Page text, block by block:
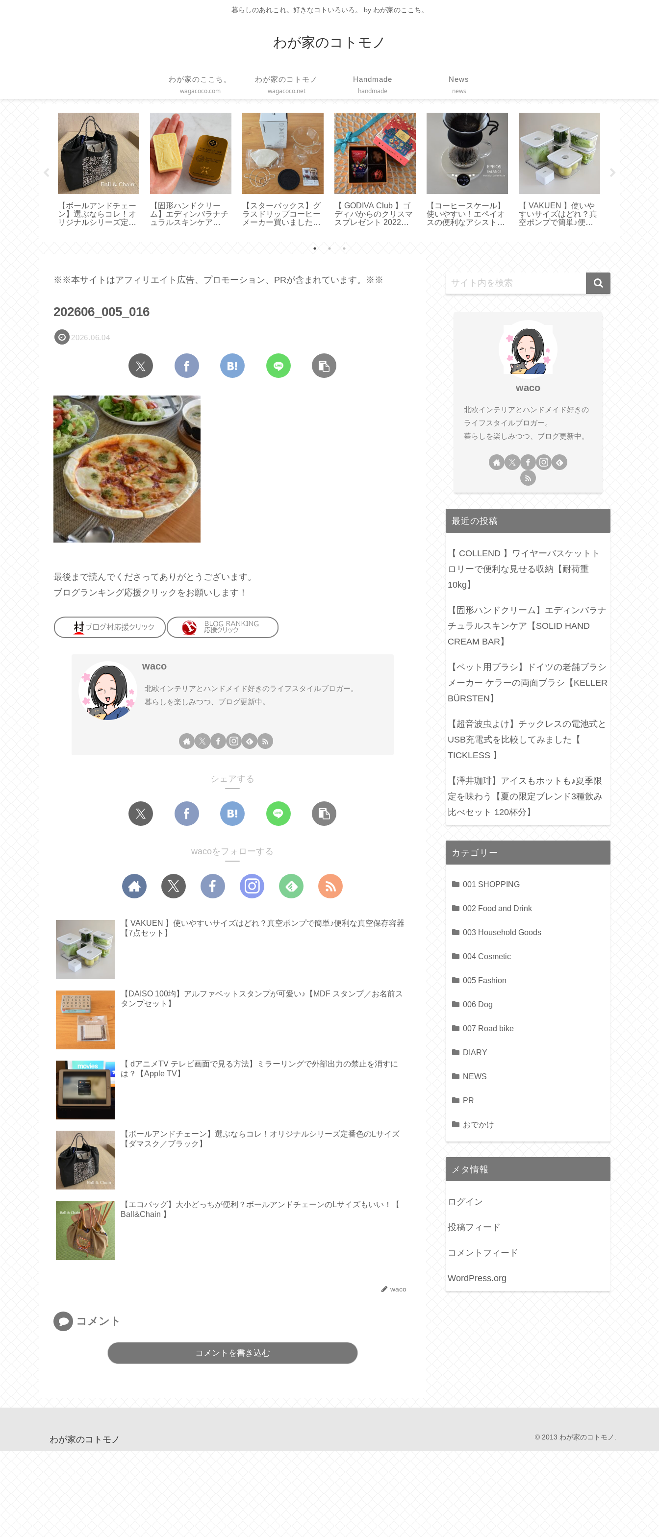
暮らしのあれこれ。好きなコトいろいろ。 by わが家のここち。
わが家のコトモノ
わが家のここち。
wagacoco.com
わが家のコトモノ
wagacoco.net
Handmade
handmade
News
news
【Sliet】これ正解！お
すすめは無理なく履け
るスリエット【体幹を
【履くだけトレーニン
グ】体幹を鍛える効果
あり？スリエット外履
【エコバッグ】大小ど
っちが便利？ボールア
ンドチェーンのLサイ
【FANCL メンバーズ
特典】誕生月のカタロ
グギフトのプレゼント
【 COLLEND 】ワイヤ
ーバスケットトロリー
で便利な見せる収納
【リンツ】ゴールドバ
ニーを食べてみました
【 Lindt Gold Bunny
※※本サイトはアフィリエイト広告、プロモーション、PRが含まれています。※※
202606_005_016
2026.06.04
最後まで読んでくださってありがとうございます。
ブログランキング応援クリックをお願いします！
waco
北欧インテリアとハンドメイド好きのライフスタイルブロガー。
暮らしを楽しみつつ、ブログ更新中。
シェアする
wacoをフォローする
【 VAKUEN 】使いやすいサイズはどれ？真空ポンプで簡単♪便利な真空保存容器
【7点セット】
【DAISO 100均】アルファベットスタンプが可愛い♪【MDF スタンプ／お名前ス
タンプセット】
【 dアニメTV テレビ画面で見る方法】ミラーリングで外部出力の禁止を消すに
は？【Apple TV】
【ボールアンドチェーン】選ぶならコレ！オリジナルシリーズ定番色のLサイズ
【ダマスク／ブラック】
【エコバッグ】大小どっちが便利？ボールアンドチェーンのLサイズもいい！【
Ball&Chain 】
waco
コメント
コメントを書き込む
waco
北欧インテリアとハンドメイド好きの
ライフスタイルブロガー。
暮らしを楽しみつつ、ブログ更新中。
最近の投稿
【 COLLEND 】ワイヤーバスケットト
ロリーで便利な見せる収納【耐荷重
10kg】
【固形ハンドクリーム】エディンバラナ
チュラルスキンケア【SOLID HAND
CREAM BAR】
【ペット用ブラシ】ドイツの老舗ブラシ
メーカー ケラーの両面ブラシ【KELLER
BÜRSTEN】
【超音波虫よけ】チックレスの電池式と
USB充電式を比較してみました【
TICKLESS 】
【澤井珈琲】アイスもホットも♪夏季限
定を味わう【夏の限定ブレンド3種飲み
比べセット 120杯分】
カテゴリー
001 SHOPPING
002 Food and Drink
003 Household Goods
004 Cosmetic
005 Fashion
006 Dog
007 Road bike
DIARY
NEWS
PR
おでかけ
メタ情報
ログイン
投稿フィード
コメントフィード
WordPress.org
わが家のコトモノ © 2013 わが家のコトモノ.